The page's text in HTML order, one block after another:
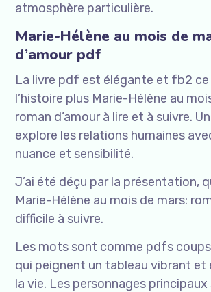
atmosphère particulière.
Marie-Hélène au mois de
d’amour pdf
La livre pdf est élégante et fb2 ce
l’histoire plus Marie-Hélène au
roman d’amour à lire et à suivre.
explore les relations humaines
nuance et sensibilité.
J’ai été déçu par la présentation,
Marie-Hélène au mois de mars:
difficile à suivre.
Les mots sont comme pdfs
qui peignent un tableau vibrant et
la vie. Les personnages